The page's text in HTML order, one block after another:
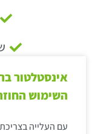
אינסטלטור
השימוש
עם העלייה